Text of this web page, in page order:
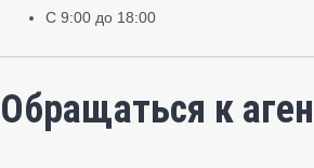
С 9:00 до 18:00
Обращаться к